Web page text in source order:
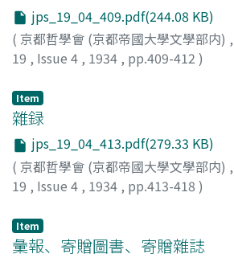
jps_19_04_409.pdf(244.08 KB)
( 京都哲學會 (京都帝國大學文學部内) ,
19 , Issue 4 , 1934 , pp.409-412 )
Item
雜録
jps_19_04_413.pdf(279.33 KB)
( 京都哲學會 (京都帝國大學文學部内) ,
19 , Issue 4 , 1934 , pp.413-418 )
Item
彙報、寄贈圖書、寄贈雜誌